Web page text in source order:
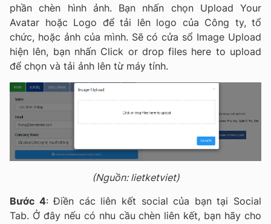
phần chèn hình ảnh. Bạn nhấn chọn Upload Your
Avatar hoặc Logo để tải lên logo của Công ty, tổ
chức, hoặc ảnh của mình. Sẽ có cửa sổ Image Upload
hiện lên, bạn nhấn Click or drop files here to upload
để chọn và tải ảnh lên từ máy tính.
(Nguồn: lietketviet)
Bước 4: Điền các liên kết social của bạn tại Social
Tab. Ở đây nếu có nhu cầu chèn liên kết, bạn hãy cho